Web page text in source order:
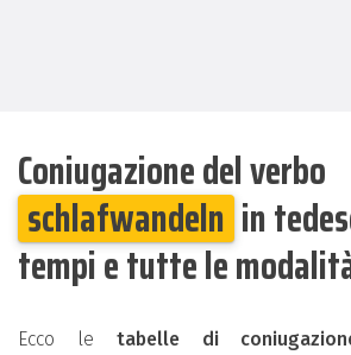
Coniugazione del verbo
schlafwandeln in
tempi e tutte le
Ecco le tabelle di